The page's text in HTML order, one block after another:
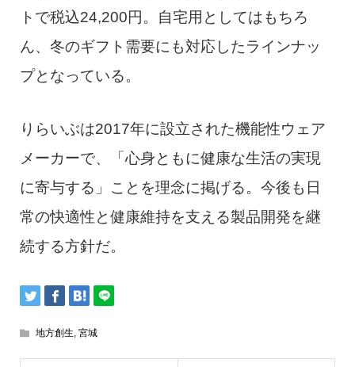
トで税込24,200円。自宅用としてはもちろ
ん、冬のギフト需要にも対応したラインナッ
プとなっている。
りらいぶは2017年に設立された機能性ウェア
メーカーで、「心身ともに健康な生活の実現
に寄与する」ことを理念に掲げる。今後も日
常の快適性と健康維持を支える製品開発を継
続する方針だ。
地方創生 宮城